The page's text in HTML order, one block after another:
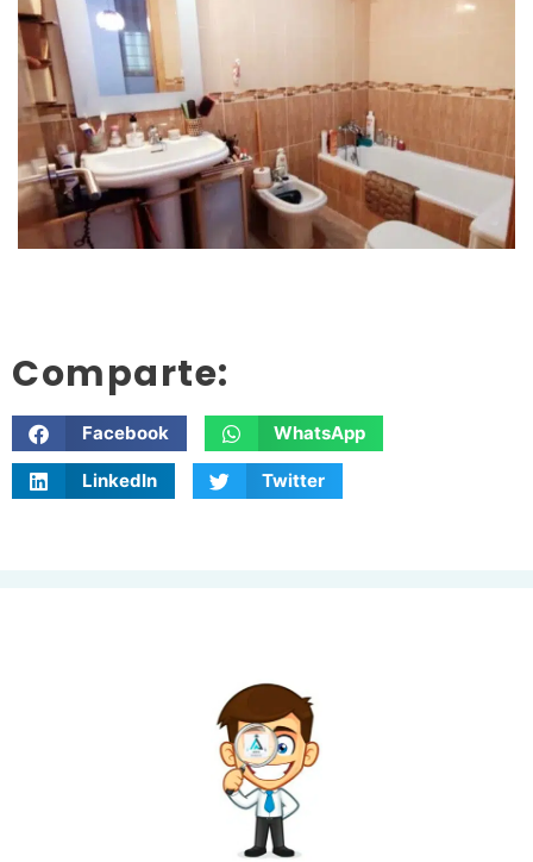
Comparte:
Facebook WhatsApp
LinkedIn Twitter